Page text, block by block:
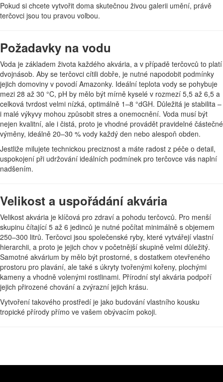
Pokud si chcete vytvořit doma skutečnou živou galerii umění, právě
terčovci jsou tou pravou volbou.
Požadavky na vodu
Voda je základem života každého akvária, a v případě terčovců to platí
dvojnásob. Aby se terčovci cítili dobře, je nutné napodobit podmínky
jejich domoviny v povodí Amazonky. Ideální teplota vody se pohybuje
mezi 28 až 30 °C, pH by mělo být mírně kyselé v rozmezí 5,5 až 6,5 a
celková tvrdost velmi nízká, optimálně 1–8 °dGH. Důležitá je stabilita –
i malé výkyvy mohou způsobit stres a onemocnění. Voda musí být
nejen kvalitní, ale i čistá, proto je vhodné provádět pravidelné částečné
výměny, ideálně 20–30 % vody každý den nebo alespoň obden.
Jestliže milujete technickou preciznost a máte radost z péče o detail,
uspokojení při udržování ideálních podmínek pro terčovce vás naplní
nadšením.
Velikost a uspořádání akvária
Velikost akvária je klíčová pro zdraví a pohodu terčovců. Pro menší
skupinu čítající 5 až 6 jedinců je nutné počítat minimálně s objemem
250–300 litrů. Terčovci jsou společenské ryby, které vytvářejí vlastní
hierarchii, a proto je jejich chov v početnější skupině velmi důležitý.
Samotné akvárium by mělo být prostorné, s dostatkem otevřeného
prostoru pro plavání, ale také s úkryty tvořenými kořeny, plochými
kameny a vhodně volenými rostlinami. Přírodní styl akvária podpoří
jejich přirozené chování a zvýrazní jejich krásu.
Vytvoření takového prostředí je jako budování vlastního kousku
tropické přírody přímo ve vašem obývacím pokoji.